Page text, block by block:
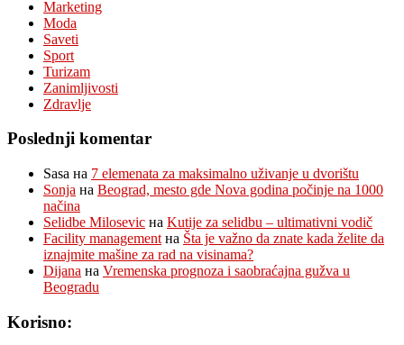
Marketing
Moda
Saveti
Sport
Turizam
Zanimljivosti
Zdravlje
Poslednji komentar
Sasa на 7 elemenata za maksimalno uživanje u dvorištu
Sonja на Beograd, mesto gde Nova godina počinje na 1000
načina
Selidbe Milosevic на Kutije za selidbu – ultimativni vodič
Facility management на Šta je važno da znate kada želite da
iznajmite mašine za rad na visinama?
Dijana на Vremenska prognoza i saobraćajna gužva u
Beogradu
Korisno: